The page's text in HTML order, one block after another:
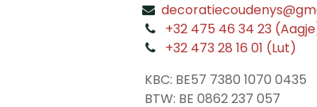
+32 475 46 34 23
+32 473 28 16 01 (Lut)
KBC: BE57 7380 1070 0435
​ BTW: BE 0862 237 057